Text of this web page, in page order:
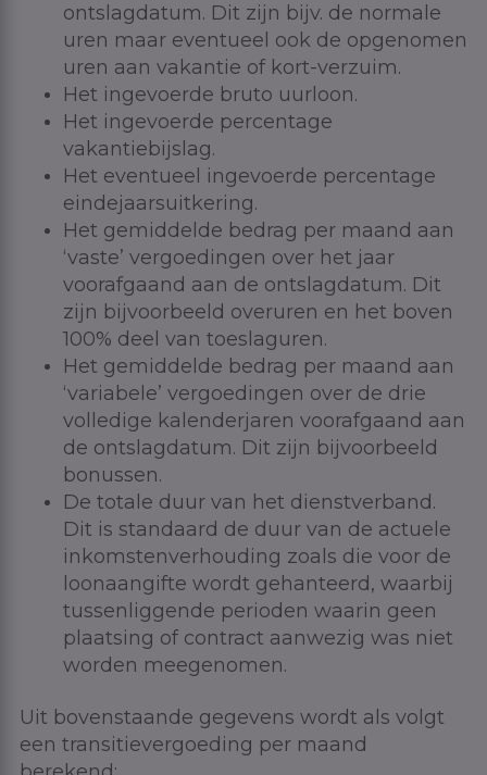
ontslagdatum. Dit zijn bijv. de normale
uren maar eventueel ook de opgenomen
uren aan vakantie of kort-verzuim.
Het ingevoerde bruto uurloon.
Het ingevoerde percentage
vakantiebijslag.
Het eventueel ingevoerde percentage
eindejaarsuitkering.
Het gemiddelde bedrag per maand aan
‘vaste’ vergoedingen over het jaar
voorafgaand aan de ontslagdatum. Dit
zijn bijvoorbeeld overuren en het boven
100% deel van toeslaguren.
Het gemiddelde bedrag per maand aan
‘variabele’ vergoedingen over de drie
volledige kalenderjaren voorafgaand aan
de ontslagdatum. Dit zijn bijvoorbeeld
bonussen.
De totale duur van het dienstverband.
Dit is standaard de duur van de actuele
inkomstenverhouding zoals die voor de
loonaangifte wordt gehanteerd, waarbij
tussenliggende perioden waarin geen
plaatsing of contract aanwezig was niet
worden meegenomen.
Uit bovenstaande gegevens wordt als volgt
een transitievergoeding per maand